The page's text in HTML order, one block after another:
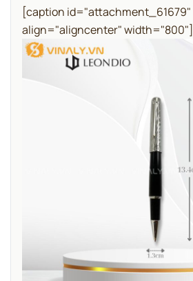
[caption id="attachment_61679"
align="aligncenter" width="800"]